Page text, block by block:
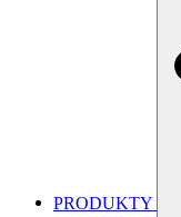
PRODUKTY